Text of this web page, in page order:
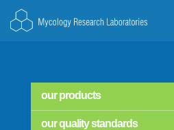
our products
our quality standards